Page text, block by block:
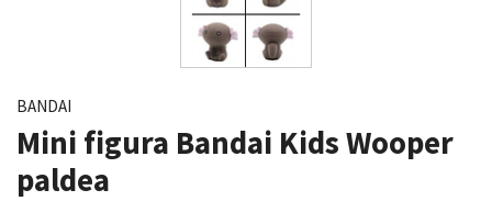
BANDAI
Mini figura Bandai Kids Wooper
paldea